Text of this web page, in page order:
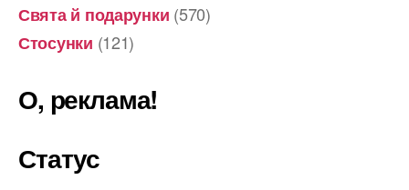
Свята й подарунки (570)
Стосунки (121)
О, реклама!
Статус